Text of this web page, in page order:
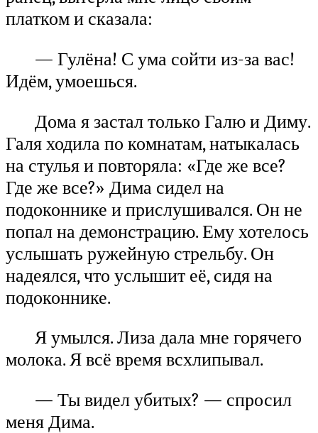
платком и сказала:
— Гулёна! С ума сойти из-за вас!
Идём, умоешься.
Дома я застал только Галю и Диму.
Галя ходила по комнатам, натыкалась
на стулья и повторяла: «Где же все?
Где же все?» Дима сидел на
подоконнике и прислушивался. Он не
попал на демонстрацию. Ему хотелось
услышать ружейную стрельбу. Он
надеялся, что услышит её, сидя на
подоконнике.
Я умылся. Лиза дала мне горячего
молока. Я всё время всхлипывал.
— Ты видел убитых? — спросил
меня Дима.